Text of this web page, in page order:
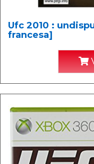
Ufc 2010 :
francesa]